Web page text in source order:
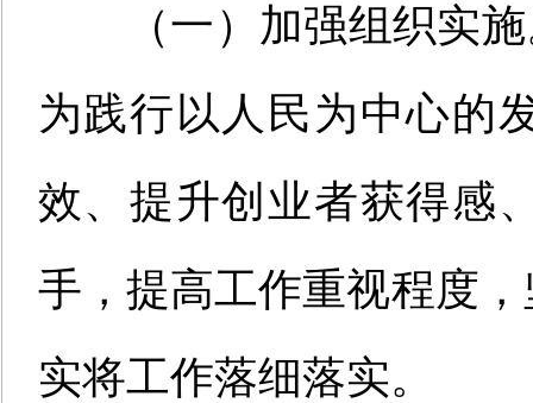
（一） 加强组织实施
为践行以人民为中心的
效、提升创业者获得感
手， 提高工作重视程度
实将工作落细落实。